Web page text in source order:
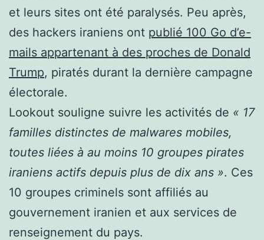
et leurs sites ont été paralysés. Peu après,
des hackers iraniens ont publié 100 Go d’e-
mails appartenant à des proches de Donald
Trump, piratés durant la dernière campagne
électorale.
Lookout souligne suivre les activités de « 17
familles distinctes de malwares mobiles,
toutes liées à au moins 10 groupes pirates
iraniens actifs depuis plus de dix ans ». Ces
10 groupes criminels sont affiliés au
gouvernement iranien et aux services de
renseignement du pays.